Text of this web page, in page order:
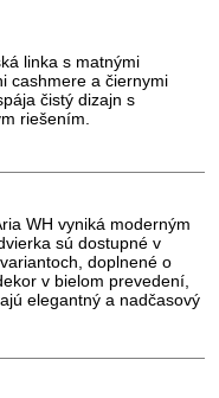
linka s matnými
cashmere a čiernymi
čistý dizajn s
riešením.
WH vyniká moderným
sú dostupné v
doplnené o
v bielom prevedení,
elegantný a nadčasový